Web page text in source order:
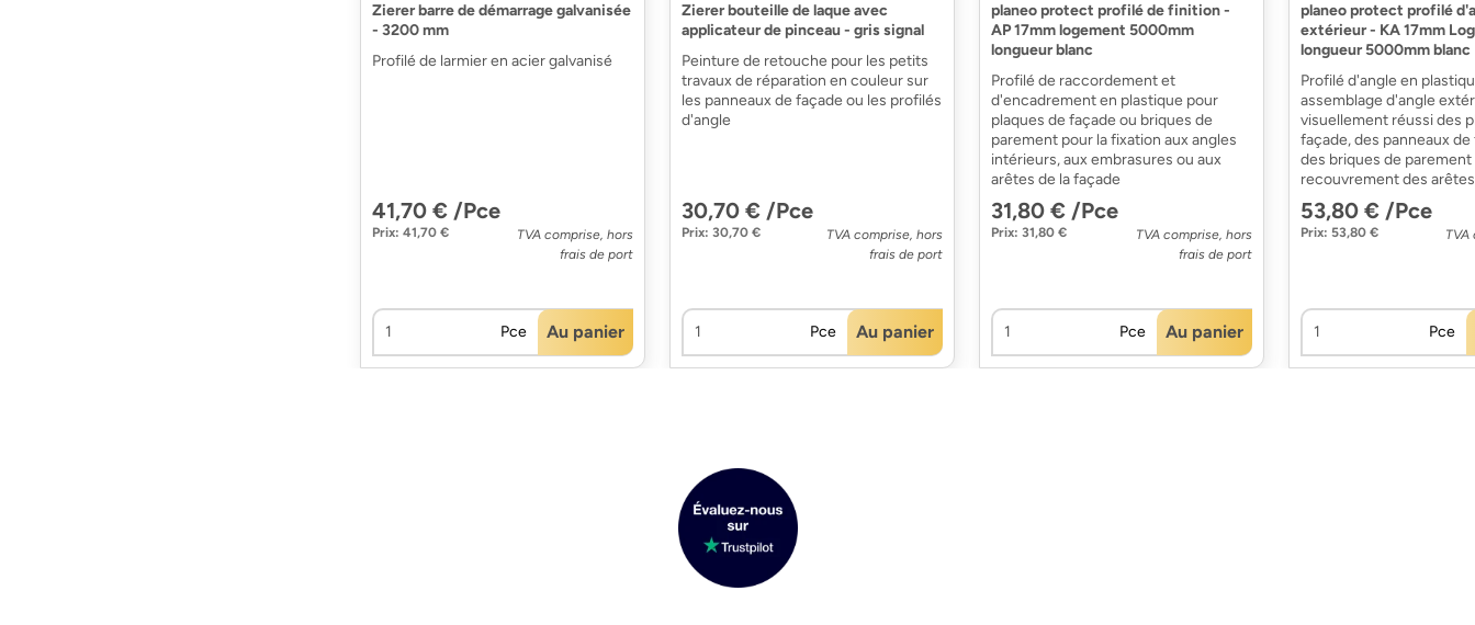
Zierer barre de démarrage galvanisée
- 3200 mm
Profilé de larmier en acier galvanisé
41,70 € /Pce
Prix: 41,70 €
TVA comprise, hors
frais de port
Pce Au panier
Zierer bouteille de laque avec
applicateur de pinceau - gris signal
Peinture de retouche pour les petits
travaux de réparation en couleur sur
les panneaux de façade ou les profilés
d'angle
30,70 € /Pce
Prix: 30,70 €
TVA comprise, hors
frais de port
Pce Au panier
planeo protect profilé de finition -
AP 17mm logement 5000mm
longueur blanc
Profilé de raccordement et
d'encadrement en plastique pour
plaques de façade ou briques de
parement pour la fixation aux angles
intérieurs, aux embrasures ou aux
arêtes de la façade
31,80 € /Pce
Prix: 31,80 €
TVA comprise, hors
frais de port
Pce Au panier
planeo protect profilé
extérieur - KA 17mm
longueur 5000mm blanc
Profilé d'angle en
assemblage d'angle
visuellement réussi des
façade, des panneaux
des briques de parement
recouvrement des
53,80 € /Pce
Prix: 53,80 € TVA
Pce